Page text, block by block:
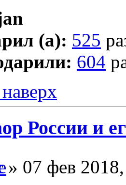
(а): 525
604
России и
» 07 фев